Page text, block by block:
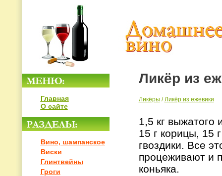
Главная
О сайте
Вино, шампанское
Виски
Глинтвейны
Гроги
Ликёр из
Ликёры / Ликёр из ежевики
1,5 кг выжатого
15 г корицы, 15
гвоздики. Все
процеживают и
коньяка.